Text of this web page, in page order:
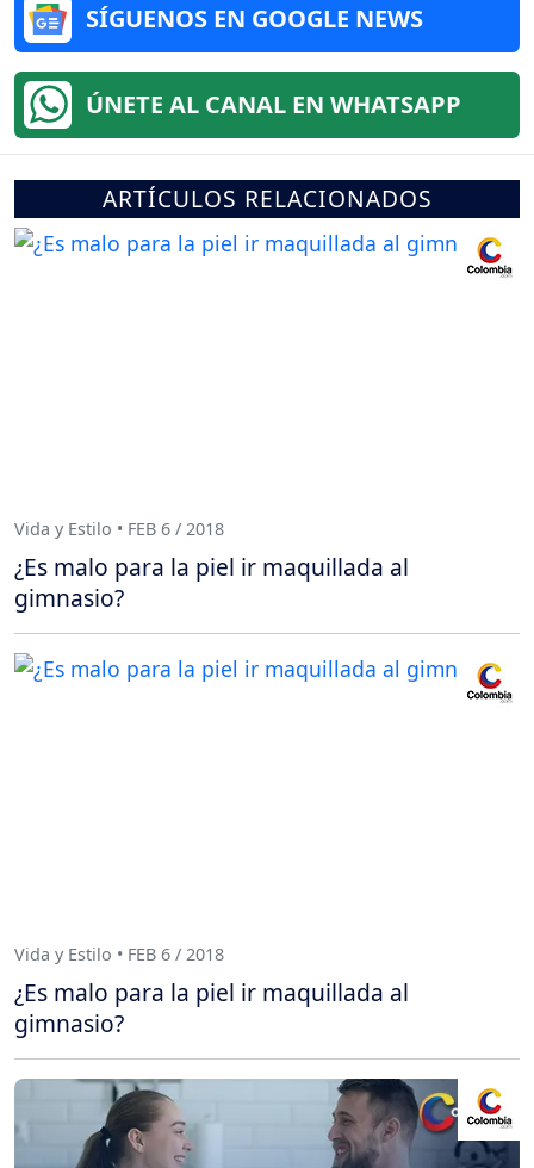
SÍGUENOS EN GOOGLE NEWS
ÚNETE AL CANAL EN WHATSAPP
ARTÍCULOS RELACIONADOS
Vida y Estilo • FEB 6 / 2018
¿Es malo para la piel ir maquillada al
gimnasio?
Vida y Estilo • FEB 6 / 2018
¿Es malo para la piel ir maquillada al
gimnasio?